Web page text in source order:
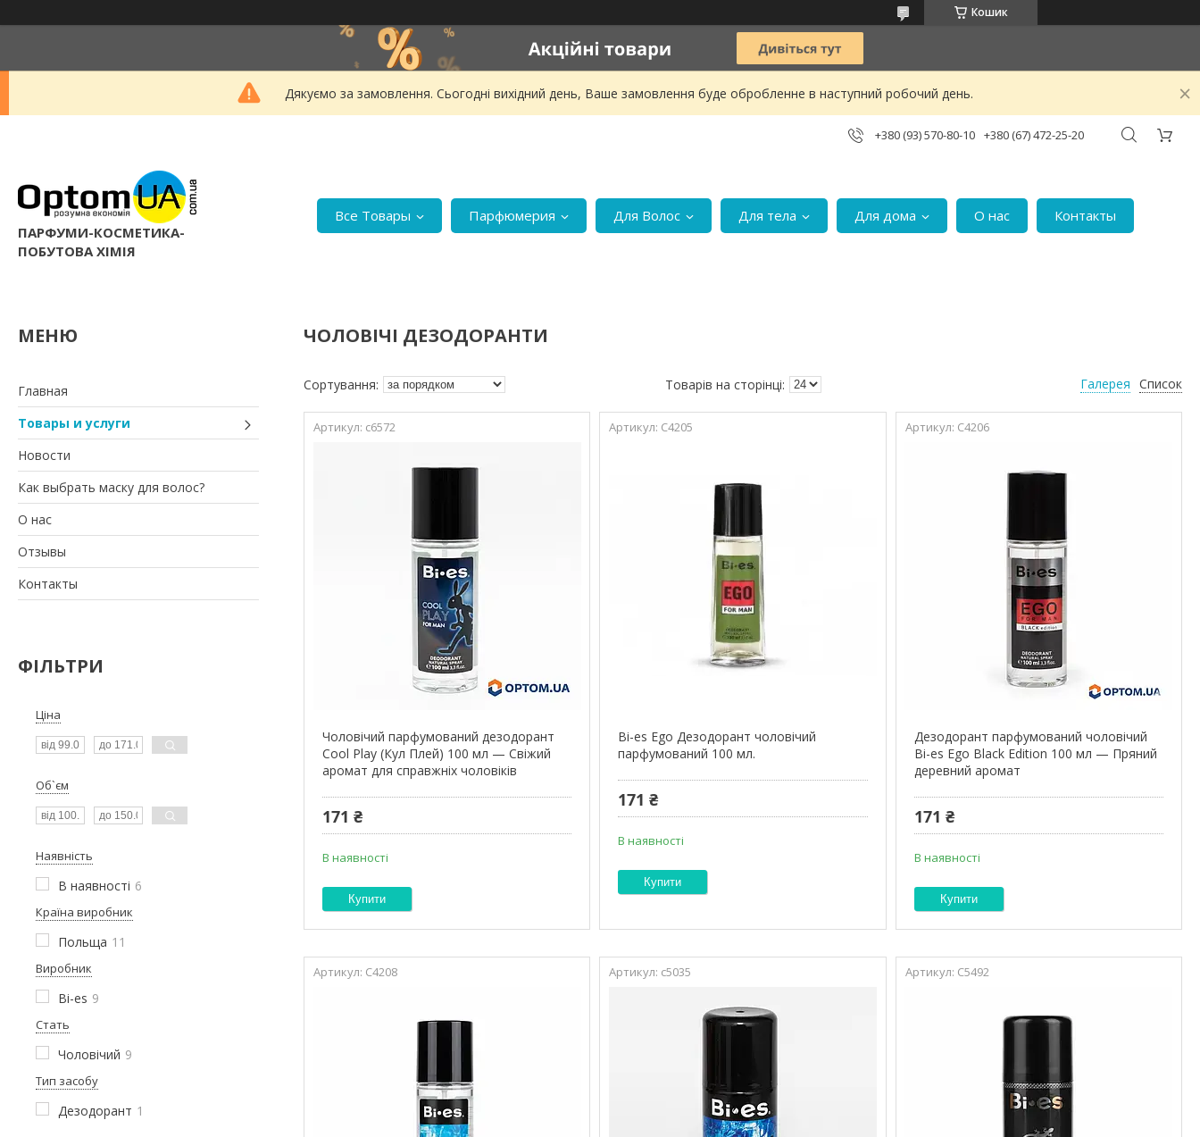
Кошик
Дякуємо за замовлення. Сьогодні вихідний день, Ваше замовлення буде обробленне в наступний робочий день.
+380 (93) 570-80-10 +380 (67) 472-25-20
ПАРФУМИ-КОСМЕТИКА-
ПОБУТОВА ХІМІЯ
Все Товары Парфюмерия Для Волос Для тела Для дома О нас Контакты
Главная
Товары и услуги
Новости
Как выбрать маску для волос?
О нас
Отзывы
Контакты
ФІЛЬТРИ
Ціна
Об`єм
Наявність
В наявності 6
Країна виробник
Польща 11
Виробник
Bi-es 9
Стать
Чоловічий 9
Тип засобу
Дезодорант 1
ЧОЛОВІЧІ ДЕЗОДОРАНТИ
Галерея Список
c6572
Чоловічий парфумований дезодорант
Cool Play (Кул Плей) 100 мл — Свіжий
аромат для справжніх чоловіків
171 ₴
В наявності
Купити
С4205
Bi-es Ego Дезодорант чоловічий
парфумований 100 мл.
171 ₴
В наявності
Купити
С4206
Дезодорант парфумований чоловічий
Bi-es Ego Black Edition 100 мл — Пряний
деревний аромат
171 ₴
В наявності
Купити
С4208 с5035 С5492